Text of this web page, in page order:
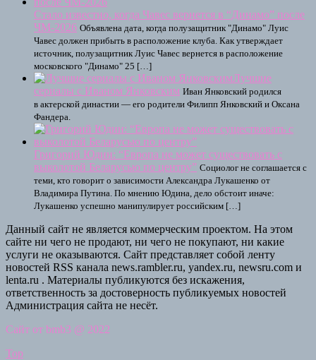
Стало известно, когда Чавес вернется в “Динамо” после
ЧМ-2026 Объявлена дата, когда полузащитник "Динамо" Луис
Чавес должен прибыть в расположение клуба. Как утверждает
источник, полузащитник Луис Чавес вернется в расположение
московского "Динамо" 25 […]
Лучшие
сериалы с Иваном Янковским Иван Янковский родился
в актерской династии — его родители Филипп Янковский и Оксана
Фандера.
Григорий Юдин: “Европа не может существовать с
выколотой Беларусью по центру” Социолог не соглашается с
теми, кто говорит о зависимости Александра Лукашенко от
Владимира Путина. По мнению Юдина, дело обстоит иначе:
Лукашенко успешно манипулирует российским […]
Данный сайт не является коммерческим проектом. На этом
сайте ни чего не продают, ни чего не покупают, ни какие
услуги не оказываются. Сайт представляет собой ленту
новостей RSS канала news.rambler.ru, yandex.ru, newsru.com и
lenta.ru . Материалы публикуются без искажения,
ответственность за достоверность публикуемых новостей
Администрация сайта не несёт.
Сайт от bmb3 @ 2022
Top